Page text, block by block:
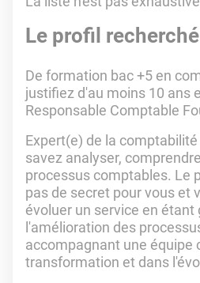
Le profil recherché
De formation bac +5 en
justifiez d'au moins 10 ans
Responsable Comptable
Expert(e) de la
savez analyser,
processus comptables. Le
pas de secret pour vous et
évoluer un service en étant
l'amélioration des
accompagnant une équipe
transformation et dans